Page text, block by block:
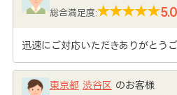
総合満足度: 5.0
迅速にご対応いただきありがとう
東京都 渋谷区 のお客様